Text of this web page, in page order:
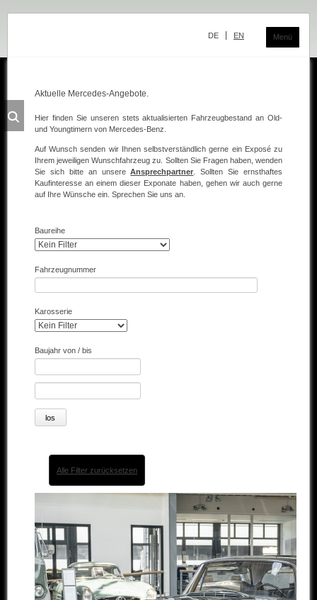
DE EN Menü
Geschichte
Die Ausstellung
Team
Aktuelle Mercedes-Angebote.
Hier finden Sie unseren stets aktualisierten Fahrzeugbestand an Old-
und Youngtimern von Mercedes-Benz.
Auf Wunsch senden wir Ihnen selbstverständlich gerne ein Exposé zu
Ihrem jeweiligen Wunschfahrzeug zu. Sollten Sie Fragen haben, wenden
Sie sich bitte an unsereAnsprechpartner . Sollten Sie ernsthaftes
Kaufinteresse an einem dieser Exponate haben, gehen wir auch gerne
auf Ihre Wünsche ein. Sprechen Sie uns an.
Baureihe
Fahrzeugnummer
Karosserie
Baujahr von / bis
Alle Filter zurücksetzen